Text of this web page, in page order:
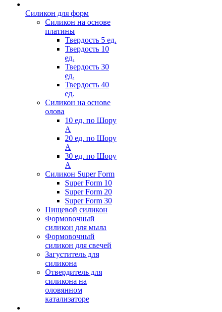
Силикон для форм
Силикон на основе
платины
Твердость 5 ед.
Твердость 10
ед.
Твердость 30
ед.
Твердость 40
ед.
Силикон на основе
олова
10 ед. по Шору
А
20 ед. по Шору
А
30 ед. по Шору
А
Силикон Super Form
Super Form 10
Super Form 20
Super Form 30
Пищевой силикон
Формовочный
силикон для мыла
Формовочный
силикон для свечей
Загуститель для
силикона
Отвердитель для
силикона на
оловянном
катализаторе